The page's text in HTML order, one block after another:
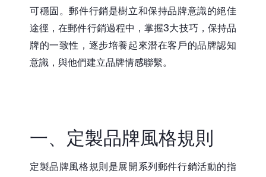
可穩固。郵件行銷是樹立和保持品牌意識的絕佳
途徑，在郵件行銷過程中，掌握3大技巧，保持品
牌的一致性，逐步培養起來潛在客戶的品牌認知
意識，與他們建立品牌情感聯繫。
一、定製品牌風格規則
定製品牌風格規則是展開系列郵件行銷活動的指